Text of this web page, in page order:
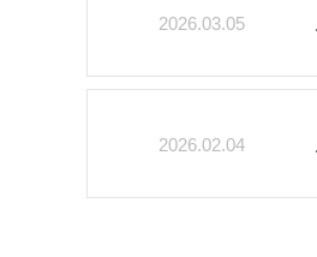
2026.03.05
2026.02.04